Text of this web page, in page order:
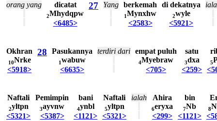
orang yang dicatat
2Mhydqpw
<6485>
27 Yang berkemah
1Mynxhw
<2583>
di dekatnya
2wyle
<5921>
Okhran
10Nrke
<5918>
28 Pasukannya
1wabuw
<6635>
terdiri dari empat puluh
4Myebraw
<705>
satu
3dxa
<259>
5
Naftali
2yltpn
<5321>
Pemimpin
3ayvnw
<5387>
bani
4ynbl
<1121>
Naftali
5yltpn
<5321>
ialah Ahira
6eryxa
<299>
bin
7Nb
<1121>
8